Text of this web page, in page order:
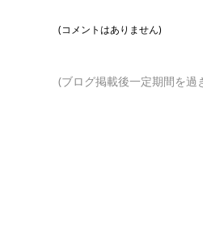
(コメントはありません)
(ブログ掲載後一定期間を